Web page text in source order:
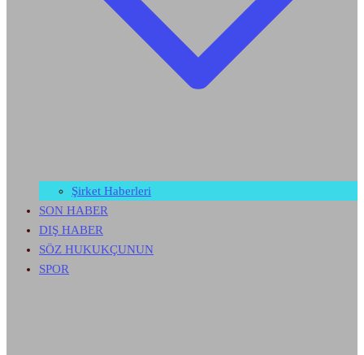
Şirket Haberleri
SON HABER
DIŞ HABER
SÖZ HUKUKÇUNUN
SPOR